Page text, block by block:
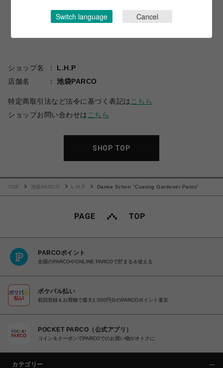
ショップ名
L.H.P
店舗名
池袋PARCO
特定商取引法など法令に基づく表記は こちら
ショップお問い合わせは こちら
SHOP TOP
TOP 池袋PARCO L.H.P Danke Schon "Coating Gardener Pants"
PARCOポイント
全国のPARCOやONLINE PARCOで貯まる＆使える
ポケパル払い
初回登録＆お買物で最大1,500円分のPARCOポイント進呈
POCKET PARCO（公式アプリ）
コイン＆クーポンでPARCOでのお買い物がオトクに
カテゴリー
Switch language Cancel